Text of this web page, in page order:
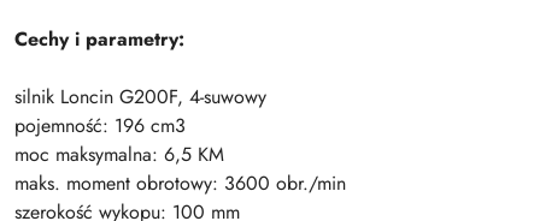
Cechy i parametry:
silnik Loncin G200F, 4-suwowy
pojemność: 196 cm3
moc maksymalna: 6,5 KM
maks. moment obrotowy: 3600 obr./min
szerokość wykopu: 100 mm